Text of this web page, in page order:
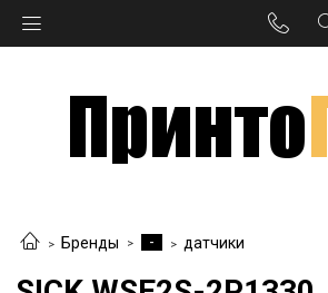
Бренды - датчики